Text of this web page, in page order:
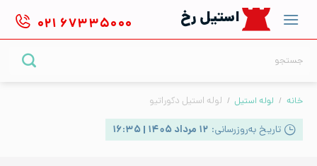
content
استیل رخ ۰۲۱ ۶۷۳۳۵۰۰۰
خانه / لوله استیل / لوله استیل دکوراتیو
تاریخ به‌روزرسانی: ۱۲ مرداد ۱۴۰۵ | ۱۶:۳۵